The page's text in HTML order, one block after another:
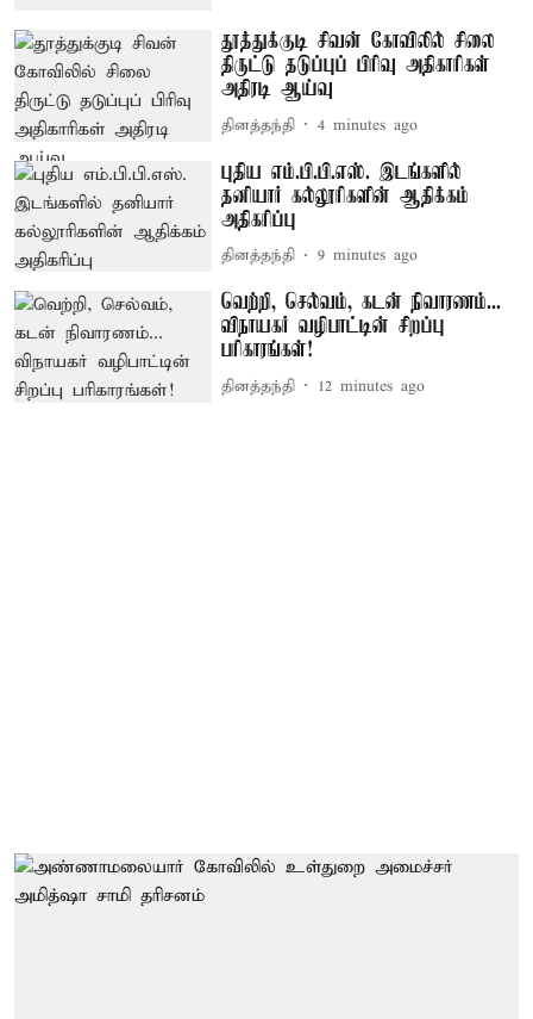
தூத்துக்குடி சிவன் கோவிலில் சிலை
திருட்டு தடுப்புப் பிரிவு அதிகாரிகள்
அதிரடி ஆய்வு
தினத்தந்தி 4 minutes ago
புதிய எம்.பி.பி.எஸ். இடங்களில்
தனியார் கல்லூரிகளின் ஆதிக்கம்
அதிகரிப்பு
தினத்தந்தி 9 minutes ago
வெற்றி, செல்வம், கடன் நிவாரணம்...
விநாயகர் வழிபாட்டின் சிறப்பு
பரிகாரங்கள்!
தினத்தந்தி 12 minutes ago